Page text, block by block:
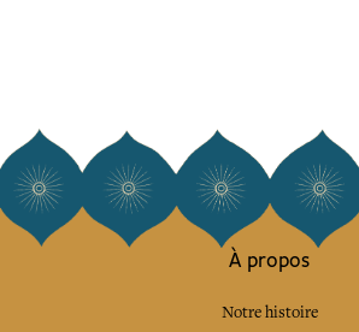
À propos
Notre histoire